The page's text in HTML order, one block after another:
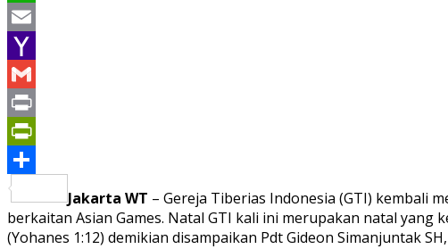
WhatsApp
Email
Yahoo
Mail
Gmail
Print
PrintFriendly
Share
Jakarta WT – Gereja Tiberias Indonesia (GTI) kembali
berkaitan Asian Games. Natal GTI kali ini merupakan natal yang
(Yohanes 1:12) demikian disampaikan Pdt Gideon Simanjuntak